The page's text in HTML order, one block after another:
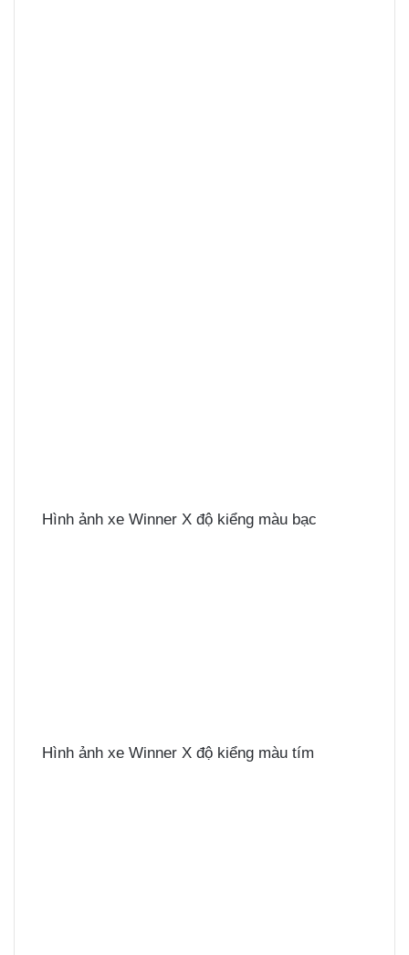
Hình ảnh xe Winner X độ kiểng màu bạc
Hình ảnh xe Winner X độ kiểng màu tím